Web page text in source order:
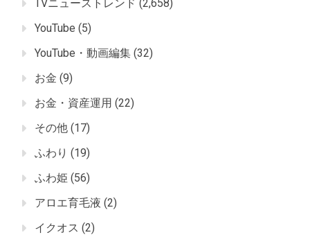
TVニューストレンド (2,658)
YouTube (5)
YouTube・動画編集 (32)
お金 (9)
お金・資産運用 (22)
その他 (17)
ふわり (19)
ふわ姫 (56)
アロエ育毛液 (2)
イクオス (2)